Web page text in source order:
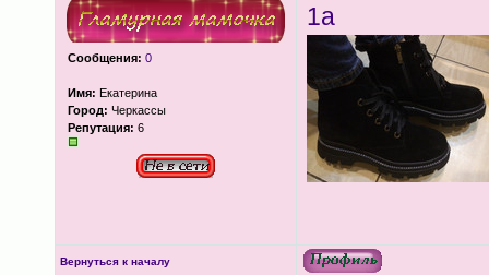
Сообщения: 0
Имя: Екатерина
Город: Черкассы
Репутация: 6
1a
Вернуться к началу